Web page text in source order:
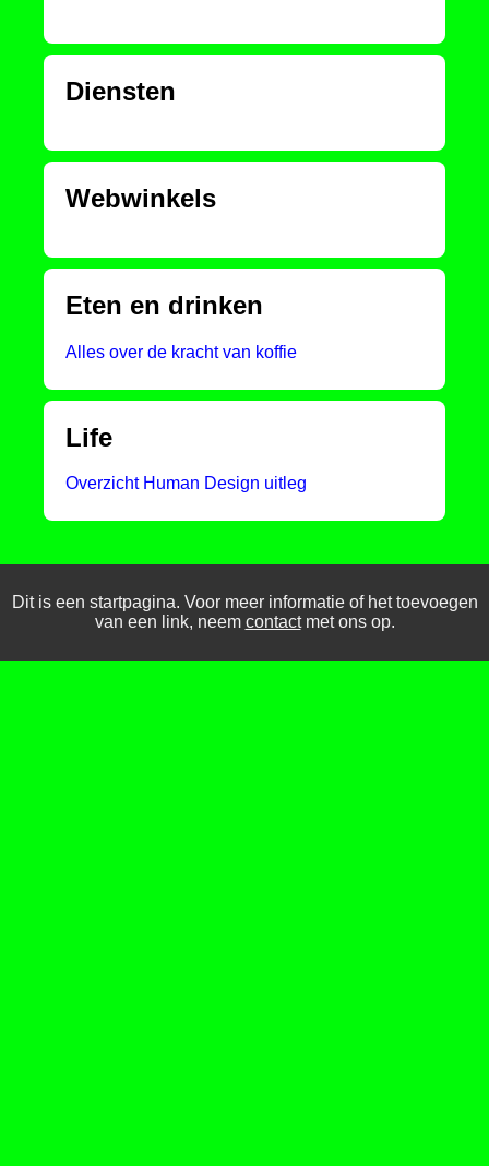
Diensten
Webwinkels
Eten en drinken
Alles over de kracht van koffie
Life
Overzicht Human Design uitleg
Dit is een startpagina. Voor meer informatie of het toevoegen
van een link, neem contactmet ons op.